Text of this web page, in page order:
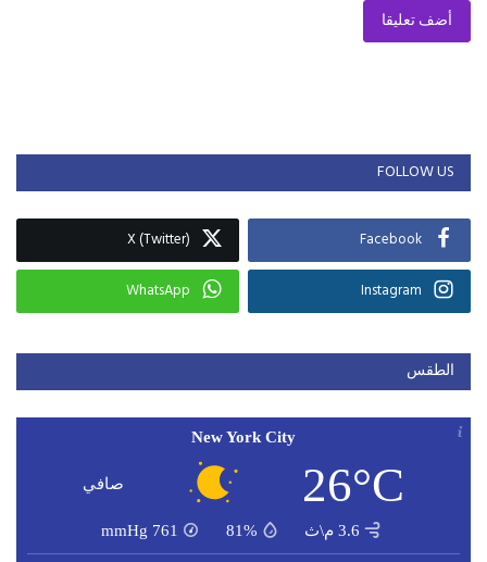
أضف تعليقا
FOLLOW US
Facebook
X (Twitter)
Instagram
WhatsApp
الطقس
New York City
26°C صافي
3.6 م\ث 81%
761
mmHg